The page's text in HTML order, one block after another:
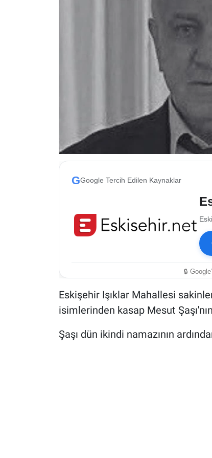
GGoogle Tercih Edilen Kaynaklar
🔒
Eskişehir Işıklar Mahallesi
isimlerinden kasap Mesut
Şaşı dün ikindi namazının
ESKİŞEHİR NÖBETÇİ ECZANELER
Eskişehir Otobüs Saatleri